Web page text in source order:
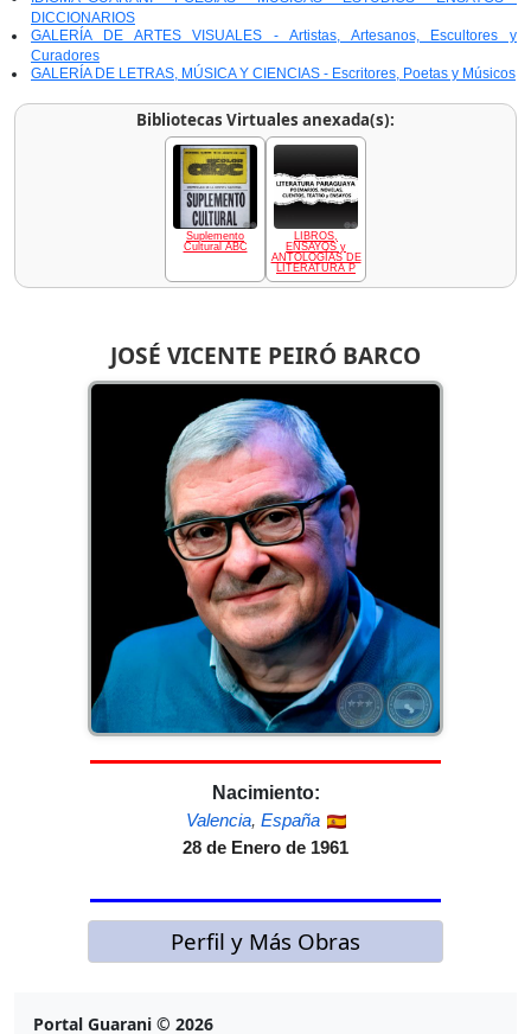
JOSÉ VICENTE PEIRÓ BARCO
Nacimiento:
Valencia, España
28 de Enero de 1961
Perfil y Más Obras
DICCIONARIOS
GALERÍA DE ARTES VISUALES - Artistas, Artesanos, Escultores y
Curadores
GALERÍA DE LETRAS, MÚSICA Y CIENCIAS - Escritores, Poetas y Músicos
Bibliotecas Virtuales anexada(s):
Suplemento
Cultural ABC
LIBROS,
ENSAYOS y
ANTOLOGÍAS DE
LITERATURA P
Portal Guarani © 2026